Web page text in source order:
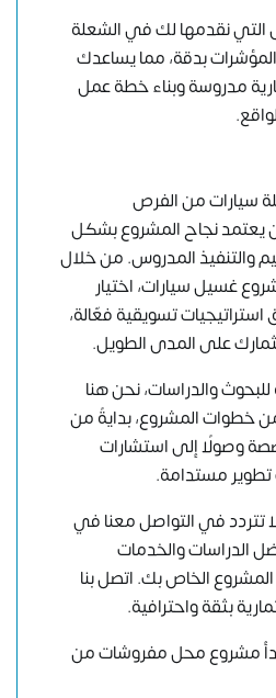
نقدمها لك في الشعلة
بدقة، مما يساعدك
مدروسة وبناء خطة عمل
سيارات من الفرص
يعتمدنجاح المشروعبشكل
والتنفيذ المدروس. من خلال
غسيل سيارات، اختيار
تسويقية فعّالة،
على المدى الطويل.
والدراسات، نحن هنا
المشروع، بدايةً من
وصولًا إلى استشارات
تطوير مستدامة.
تتردد في التواصل معنافي
الدراسات والخدمات
الخاص بك. اتصل بنا
بثقة واحترافية.
مشروع محل مفروشات من